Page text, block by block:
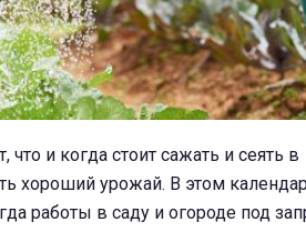
и когда стоит сажать и сеять в
хороший урожай. В этом
работы в саду и огороде под